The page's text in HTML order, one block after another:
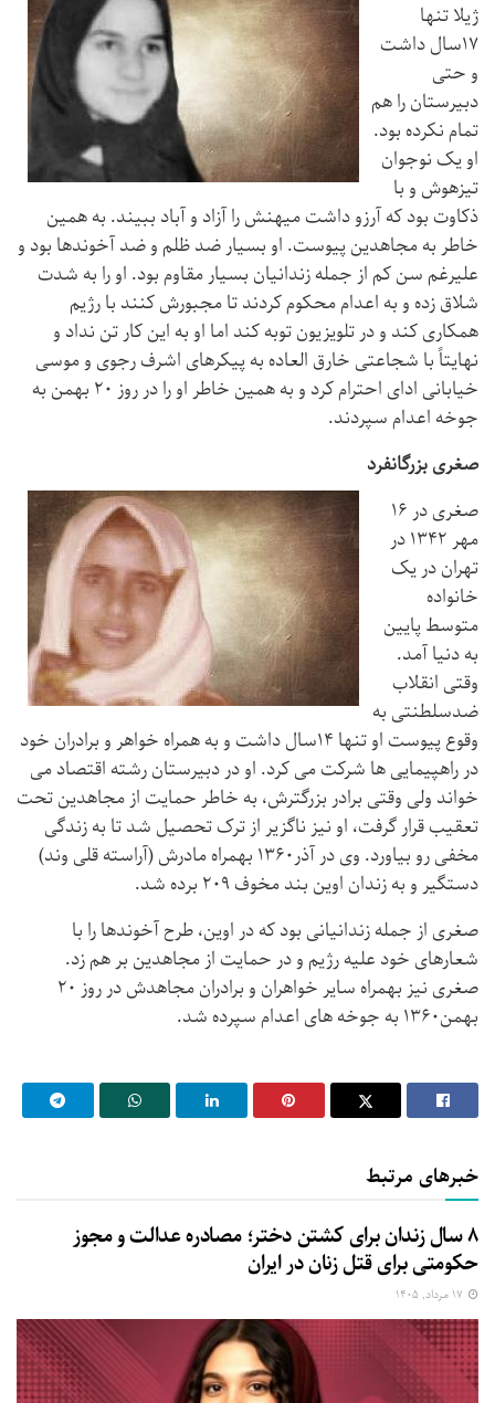
ژیلا تنها
۱۷سال داشت
و حتی
دبیرستان را هم
تمام نکرده بود.
او یک نوجوان
تیزهوش و با
ذکاوت بود که آرزو داشت میهنش را آزاد و آباد ببیند. به همین
خاطر به مجاهدین پیوست. او بسیار ضد ظلم و ضد آخوندها بود و
علیرغم سن کم از جمله زندانیان بسیار مقاوم بود. او را به شدت
شلاق زده و به اعدام محکوم کردند تا مجبورش کنند با رژیم
همکاری کند و در تلویزیون توبه کند اما او به این کار تن نداد و
نهایتاً با شجاعتی خارق العاده به پیکرهای اشرف رجوی و موسی
خیابانی ادای احترام کرد و به همین خاطر او را در روز ۲۰ بهمن به
جوخه اعدام سپردند.
صغری بزرگانفرد
صغری در ۱۶
مهر ۱۳۴۲ در
تهران در یک
خانواده
متوسط پایین
به دنیا آمد.
وقتی انقلاب
ضدسلطنتی به
وقوع پیوست او تنها ۱۴سال داشت و به همراه خواهر و برادران خود
در راهپیمایی ها شرکت می کرد. او در دبیرستان رشته اقتصاد می
خواند ولی وقتی برادر بزرگترش، به خاطر حمایت از مجاهدین تحت
تعقیب قرار گرفت، او نیز ناگزیر از ترک تحصیل شد تا به زندگی
مخفی رو بیاورد. وی در آذر۱۳۶۰ بهمراه مادرش (آراسته قلی وند)
دستگیر و به زندان اوین بند مخوف ۲۰۹ برده شد.
صغری از جمله زندانیانی بود که در اوین، طرح آخوندها را با
شعارهای خود علیه رژیم و در حمایت از مجاهدین بر هم زد.
صغری نیز بهمراه سایر خواهران و برادران مجاهدش در روز ۲۰
بهمن۱۳۶۰ به جوخه های اعدام سپرده شد.
خبرهای مرتبط
۸ سال زندان برای کشتن دختر؛ مصادره عدالت و مجوز
حکومتی برای قتل زنان در ایران